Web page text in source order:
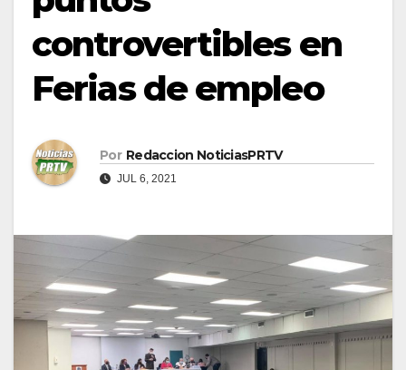
controvertibles en
Ferias de empleo
Por Redaccion NoticiasPRTV
JUL 6, 2021